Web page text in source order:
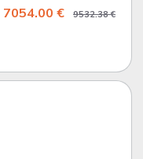
7054.00 € 9532.38 €